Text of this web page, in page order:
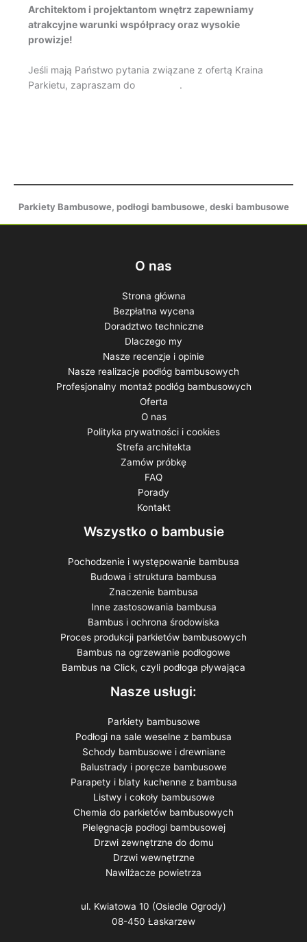
Architektom i projektantom wnętrz zapewniamy
atrakcyjne warunki współpracy oraz wysokie
prowizje!
Jeśli mają Państwo pytania związane z ofertą Kraina
Parkietu, zapraszam do
.
Parkiety Bambusowe, podłogi bambusowe, deski bambusowe
O nas
Strona główna
Bezpłatna wycena
Doradztwo techniczne
Dlaczego my
Nasze recenzje i opinie
Nasze realizacje podłóg bambusowych
Profesjonalny montaż podłóg bambusowych
Oferta
O nas
Polityka prywatności i cookies
Strefa architekta
Zamów próbkę
FAQ
Porady
Kontakt
Wszystko o bambusie
Pochodzenie i występowanie bambusa
Budowa i struktura bambusa
Znaczenie bambusa
Inne zastosowania bambusa
Bambus i ochrona środowiska
Proces produkcji parkietów bambusowych
Bambus na ogrzewanie podłogowe
Bambus na Click, czyli podłoga pływająca
Nasze usługi:
Parkiety bambusowe
Podłogi na sale weselne z bambusa
Schody bambusowe i drewniane
Balustrady i poręcze bambusowe
Parapety i blaty kuchenne z bambusa
Listwy i cokoły bambusowe
Chemia do parkietów bambusowych
Pielęgnacja podłogi bambusowej
Drzwi zewnętrzne do domu
Drzwi wewnętrzne
Nawilżacze powietrza
ul. Kwiatowa 10 (Osiedle Ogrody)
08-450 Łaskarzew